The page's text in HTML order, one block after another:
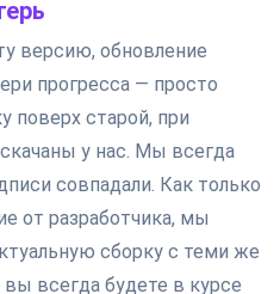
версию, обновление
прогресса — просто
поверх старой, при
у нас. Мы всегда
совпадали. Как только
от разработчика, мы
сборку с теми же
всегда будете в курсе